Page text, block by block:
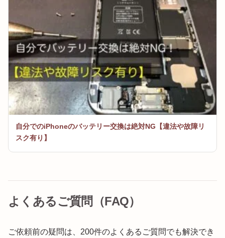
自分でのiPhoneのバッテリー交換は絶対NG【違法や故障リ
スク有り】
よくあるご質問（FAQ）
ご依頼前の疑問は、200件のよくあるご質問でも解決でき